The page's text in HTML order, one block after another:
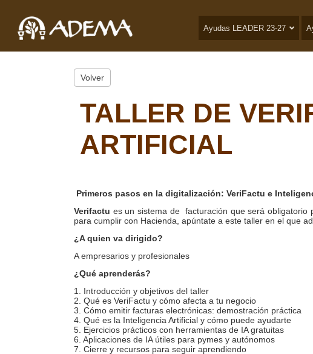
Ayudas LEADER 23-27
Volver
TALLER DE
ARTIFICIAL
Primeros pasos en la digitalización: VeriFactu e
Verifactu es un sistema de facturación que será
para cumplir con Hacienda, apúntate a este taller en el que
¿A quien va dirigido?
A empresarios y profesionales
¿Qué aprenderás?
1. Introducción y objetivos del taller
2. Qué es VeriFactu y cómo afecta a tu negocio
3. Cómo emitir facturas electrónicas: demostración práctica
4. Qué es la Inteligencia Artificial y cómo puede ayudarte
5. Ejercicios prácticos con herramientas de IA gratuitas
6. Aplicaciones de IA útiles para pymes y autónomos
7. Cierre y recursos para seguir aprendiendo